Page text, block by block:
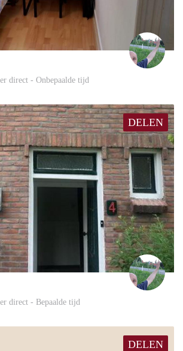
direct - Onbepaalde tijd
DELEN
S.S.
direct - Bepaalde tijd
DELEN